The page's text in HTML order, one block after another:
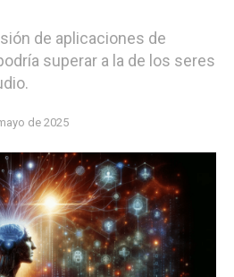
de aplicaciones de
superar a la de los seres
de 2025